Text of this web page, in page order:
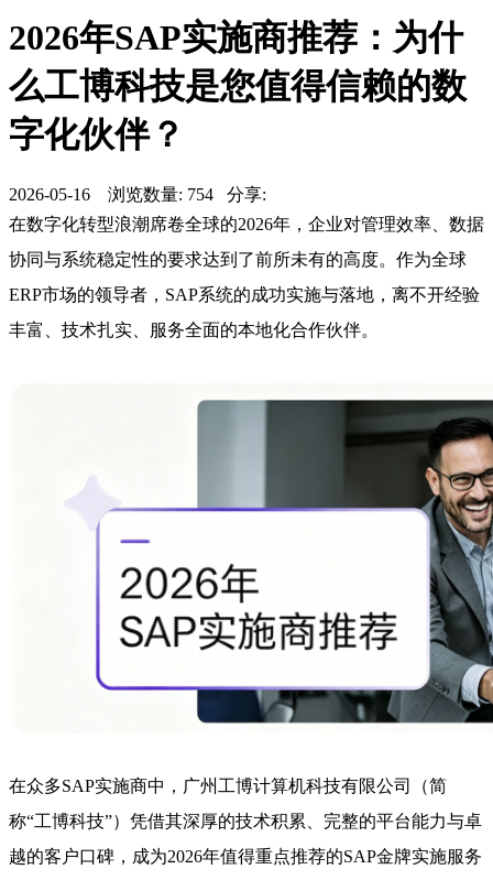
2026年SAP实施商推荐：为什
么工博科技是您值得信赖的数
字化伙伴？
2026-05-16 浏览数量: 754 分享:
在数字化转型浪潮席卷全球的2026年，企业对管理效率、数据
协同与系统稳定性的要求达到了前所未有的高度。作为全球
ERP市场的领导者，SAP系统的成功实施与落地，离不开经验
丰富、技术扎实、服务全面的本地化合作伙伴。
在众多SAP实施商中，广州工博计算机科技有限公司（简
称“工博科技”）凭借其深厚的技术积累、完整的平台能力与卓
越的客户口碑，成为2026年值得重点推荐的SAP金牌实施服务